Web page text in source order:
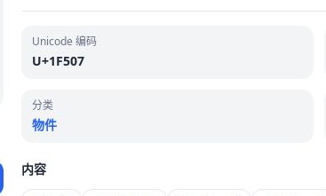
Unicode 编码
U+1F507
分类
物件
内容